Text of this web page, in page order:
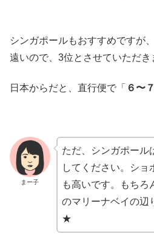
シンガポールもおすすめですが
遠いので、3位とさせていただ
日本からだと、直行便で「 ６〜
まー子
ただ、シンガポール
してください。ショ
も高いです。もちろ
のマリーナベイの辺
★